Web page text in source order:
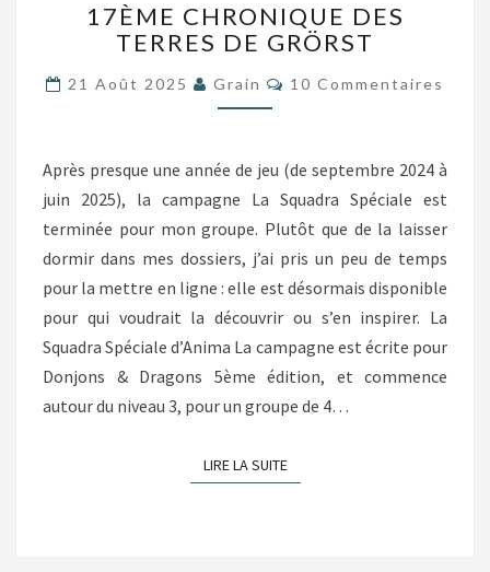
CHRONIQUE
DES
DE
GRÖRST
17ÈME CHRONIQUE DES
TERRES DE GRÖRST
21 Août 2025 Grain Commentaires
10 Commentaires
Après presque une année de jeu (de septembre 2024 à
juin 2025), la campagne La Squadra Spéciale est
terminée pour mon groupe. Plutôt que de la laisser
dormir dans mes dossiers, j’ai pris un peu de temps
pour la mettre en ligne : elle est désormais disponible
pour qui voudrait la découvrir ou s’en inspirer. La
Squadra Spéciale d’Anima La campagne est écrite pour
Donjons & Dragons 5ème édition, et commence
autour du niveau 3, pour un groupe de 4…
LIRE LA SUITELIRE LA SUITE